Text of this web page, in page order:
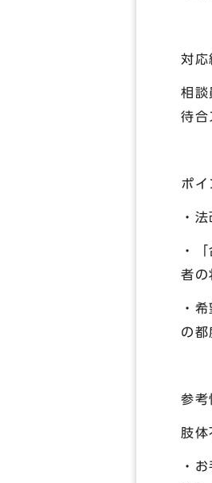
対
相談
待合
ポイ
・
・
者の
・
の都
参考
肢体
・